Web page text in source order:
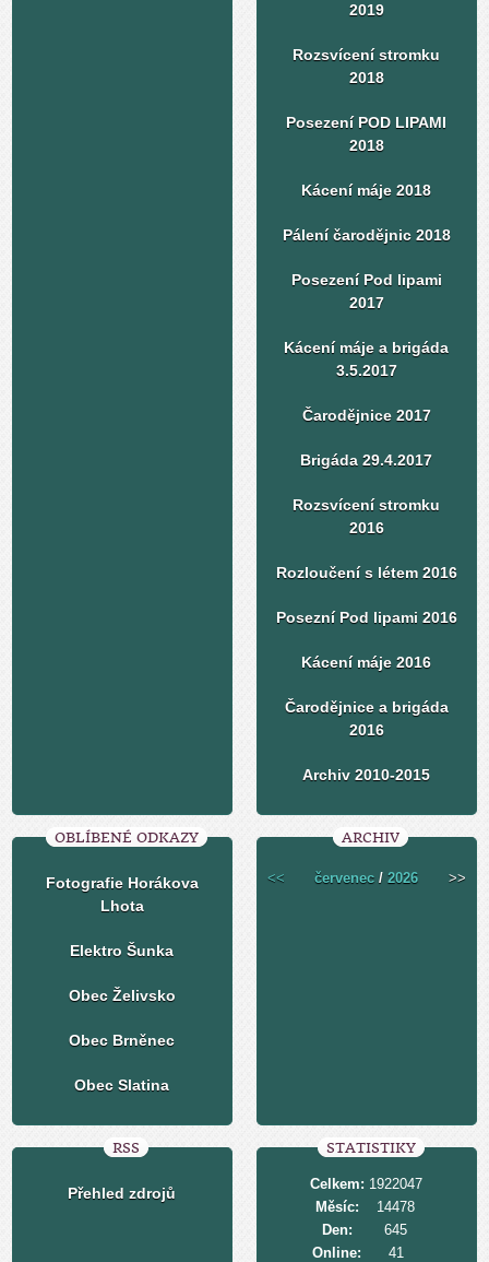
2019
Rozsvícení stromku
2018
Posezení POD LIPAMI
2018
Kácení máje 2018
Pálení čarodějnic 2018
Posezení Pod lipami
2017
Kácení máje a brigáda
3.5.2017
Čarodějnice 2017
Brigáda 29.4.2017
Rozsvícení stromku
2016
Rozloučení s létem 2016
Posezní Pod lipami 2016
Kácení máje 2016
Čarodějnice a brigáda
2016
Archiv 2010-2015
OBLÍBENÉ ODKAZY
Fotografie Horákova
Lhota
Elektro Šunka
Obec Želivsko
Obec Brněnec
Obec Slatina
ARCHIV
<< červenec /2026 >>
RSS
Přehled zdrojů
STATISTIKY
Online: 41
Celkem: 1922047
Měsíc:
14478
Den:
645